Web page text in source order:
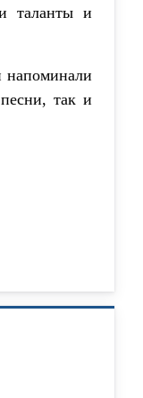
таланты и
напоминали
так и